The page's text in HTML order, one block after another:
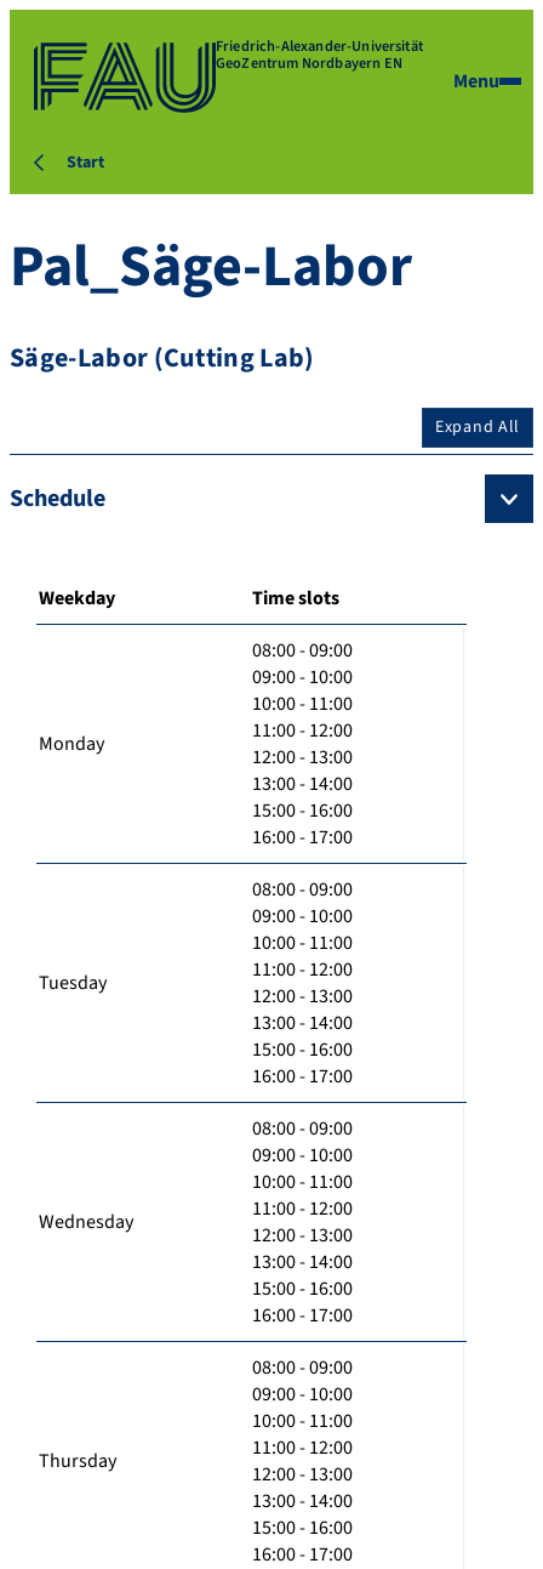
Friedrich-Alexander-Universität
GeoZentrum Nordbayern EN
Menu
Start
Pal_Säge-Labor
Säge-Labor (Cutting Lab)
Expand All
Schedule
Weekday Time slots
Monday
08:00 - 09:00
09:00 - 10:00
10:00 - 11:00
11:00 - 12:00
12:00 - 13:00
13:00 - 14:00
15:00 - 16:00
16:00 - 17:00
Tuesday
08:00 - 09:00
09:00 - 10:00
10:00 - 11:00
11:00 - 12:00
12:00 - 13:00
13:00 - 14:00
15:00 - 16:00
16:00 - 17:00
Wednesday
08:00 - 09:00
09:00 - 10:00
10:00 - 11:00
11:00 - 12:00
12:00 - 13:00
13:00 - 14:00
15:00 - 16:00
16:00 - 17:00
Thursday
08:00 - 09:00
09:00 - 10:00
10:00 - 11:00
11:00 - 12:00
12:00 - 13:00
13:00 - 14:00
15:00 - 16:00
16:00 - 17:00